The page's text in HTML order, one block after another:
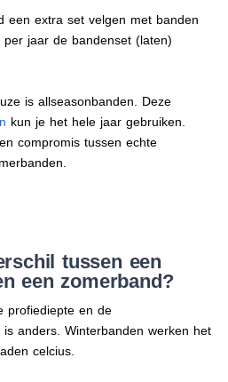
een extra set velgen met banden
jaar de bandenset (laten)
is allseasonbanden. Deze
kun je het hele jaar gebruiken.
compromis tussen echte
tussen een
een zomerband?
profiediepte en de
is anders. Winterbanden werken het
celcius.